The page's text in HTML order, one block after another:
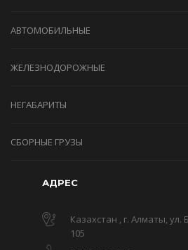
АВТОМОБИЛЬНЫЕ
ЖЕЛЕЗНОДОРОЖНЫЕ
НЕГАБАРИТЫ
СБОРНЫЕ ГРУЗЫ
АДРЕС
Казахстан , г. Алматы,
105